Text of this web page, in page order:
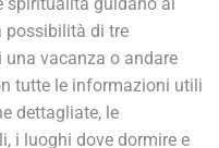
spiritualità guidano al
possibilità di tre
vacanza o andare
tutte le informazioni utili
dettagliate, le
i luoghi dove dormire e